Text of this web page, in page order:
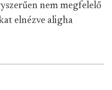
nem megfelelő
elnézve aligha